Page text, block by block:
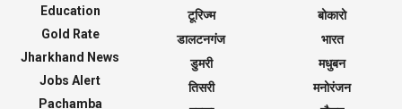
Education
Gold Rate
Jharkhand News
Jobs Alert
Pachamba
टूरिज्म
डालटनगंज
डुमरी
तिसरी
बोकारो
भारत
मधुबन
मनोरंजन